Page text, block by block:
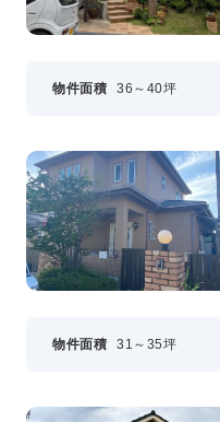
物件面積 36～40坪
物件面積 31～35坪